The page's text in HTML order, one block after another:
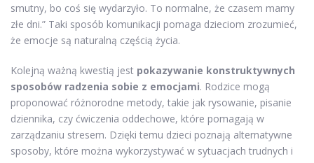
smutny, bo coś się wydarzyło. To normalne, że czasem mamy
złe dni.” Taki sposób komunikacji pomaga dzieciom zrozumieć,
że emocje są naturalną częścią życia.
Kolejną ważną kwestią jest pokazywanie konstruktywnych
sposobów radzenia sobie z emocjami. Rodzice mogą
proponować różnorodne metody, takie jak rysowanie, pisanie
dziennika, czy ćwiczenia oddechowe, które pomagają w
zarządzaniu stresem. Dzięki temu dzieci poznają alternatywne
sposoby, które można wykorzystywać w sytuacjach trudnych i